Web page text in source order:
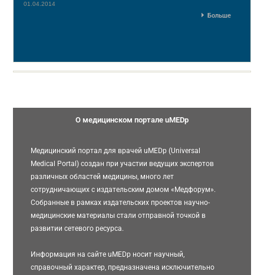
01.04.2014
Больше
О медицинском портале uMEDp
Медицинский портал для врачей uMEDp (Universal
Medical Portal) создан при участии ведущих экспертов
различных областей медицины, много лет
сотрудничающих с издательским домом «Медфорум».
Собранные в рамках издательских проектов научно-
медицинские материалы стали отправной точкой в
развитии сетевого ресурса.
Информация на сайте uMEDp носит научный,
справочный характер, предназначена исключительно